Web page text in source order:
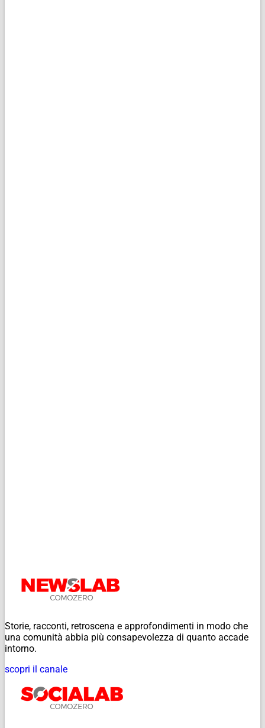
Storie, racconti, retroscena e approfondimenti in modo che
una comunità abbia più consapevolezza di quanto accade
intorno.
scopri il canale